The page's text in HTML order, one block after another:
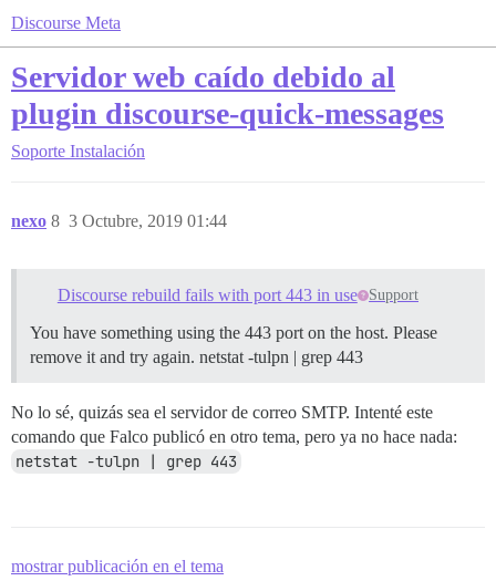
Discourse Meta
Servidor web caído debido al
plugin discourse-quick-messages
Soporte Instalación
nexo 3 Octubre, 2019 01:44
8
Discourse rebuild fails with port 443 in use Support
You have something using the 443 port on the host. Please
remove it and try again. netstat -tulpn | grep 443
No lo sé, quizás sea el servidor de correo SMTP. Intenté este
comando que Falco publicó en otro tema, pero ya no hace nada:
netstat -tulpn | grep 443
mostrar publicación en el tema